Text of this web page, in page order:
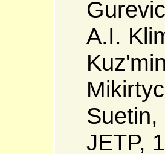
A.I.
Suetin,
JETP,